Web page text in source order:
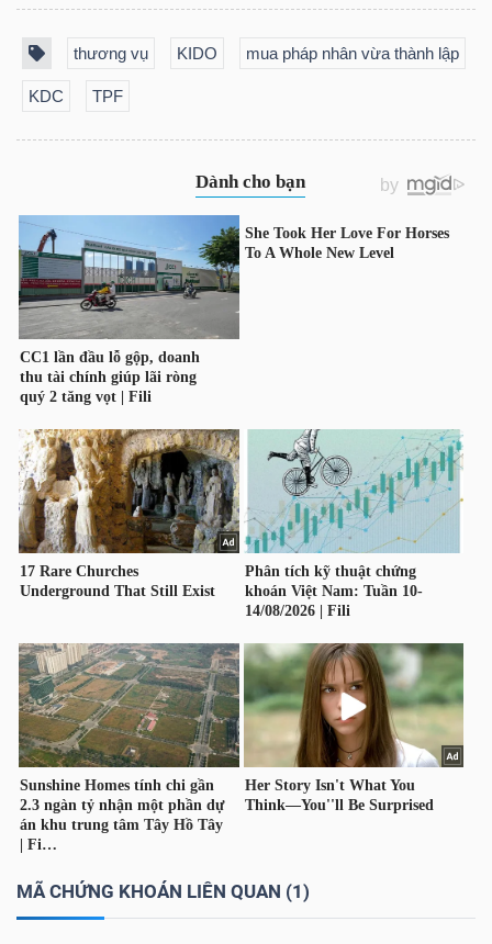
thương vụ KIDO mua pháp nhân vừa thành lập
KDC TPF
MÃ CHỨNG KHOÁN LIÊN QUAN (1)
Ngành
NĂNG
LƯỢNG
NGUYÊN
VẬT
LIỆU
CÔNG
NGHIỆP
TIÊU
KHÔNG
THIẾT